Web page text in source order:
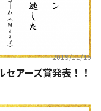
2019/11/15
アーズ賞発表！！